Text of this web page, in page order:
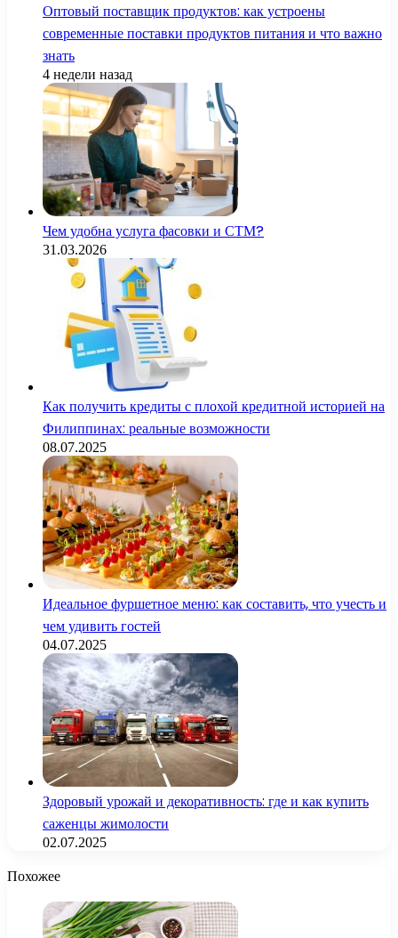
Оптовый поставщик продуктов: как устроены
современные поставки продуктов питания и что важно
знать
4 недели назад
Чем удобна услуга фасовки и СТМ?
31.03.2026
Как получить кредиты с плохой кредитной историей на
Филиппинах: реальные возможности
08.07.2025
Идеальное фуршетное меню: как составить, что учесть и
чем удивить гостей
04.07.2025
Здоровый урожай и декоративность: где и как купить
саженцы жимолости
02.07.2025
Похожее